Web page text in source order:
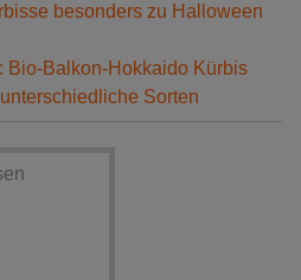
besonders zu Halloween
Bio-Balkon-Hokkaido Kürbis
Sorten